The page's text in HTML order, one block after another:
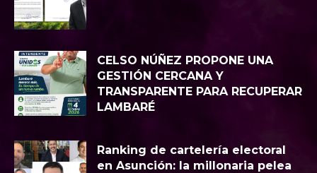
CELSO NÚÑEZ PROPONE UNA
GESTIÓN CERCANA Y
TRANSPARENTE PARA RECUPERAR
LAMBARÉ
Ranking de cartelería electoral
en Asunción: la millonaria pelea